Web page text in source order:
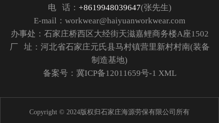
电 话： +8619948039647(张先生)
E-mail：workwear@haiyuanworkwear.com
办事处：石家庄桥西区大经街天滋嘉鲤商务楼A座1502
厂 址：河北省石家庄元氏县马村镇营里新村村南(装备
制造基地)
备案号： 冀ICP备12011659号-1 XML
Copyright © 2024版权归石家庄海源劳保有限公司所有